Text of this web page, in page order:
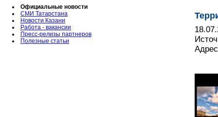
Официальные новости
СМИ Татарстана
Новости Казани
Работа - вакансии
Пресс-релизы партнеров
Полезные статьи